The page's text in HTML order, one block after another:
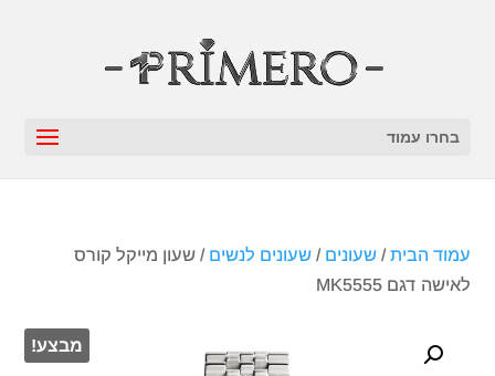
בחרו עמוד
עמוד הבית/שעונים /שעונים לנשים / שעון מייקל קורס
‏לאישה דגם MK5555
מבצע!